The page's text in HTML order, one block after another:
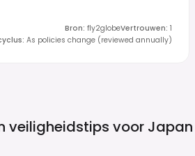
Bron: fly2globeVertrouwen: 1
: As policies change (reviewed annually)
veiligheidstips voor Japan